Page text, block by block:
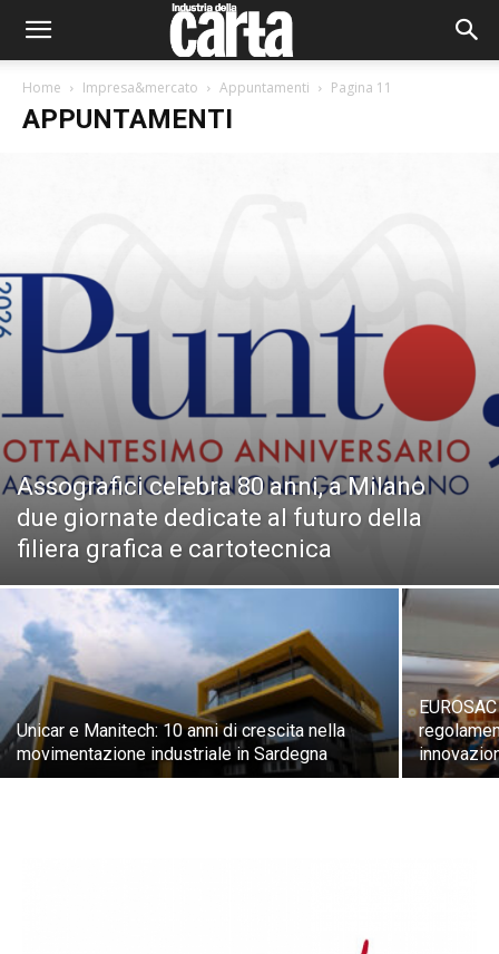
Home Impresa&mercato Appuntamenti Pagina 11
APPUNTAMENTI
Assografici celebra 80 anni, a Milano
due giornate dedicate al futuro della
filiera grafica e cartotecnica
Unicar e Manitech: 10 anni di crescita nella
movimentazione industriale in Sardegna